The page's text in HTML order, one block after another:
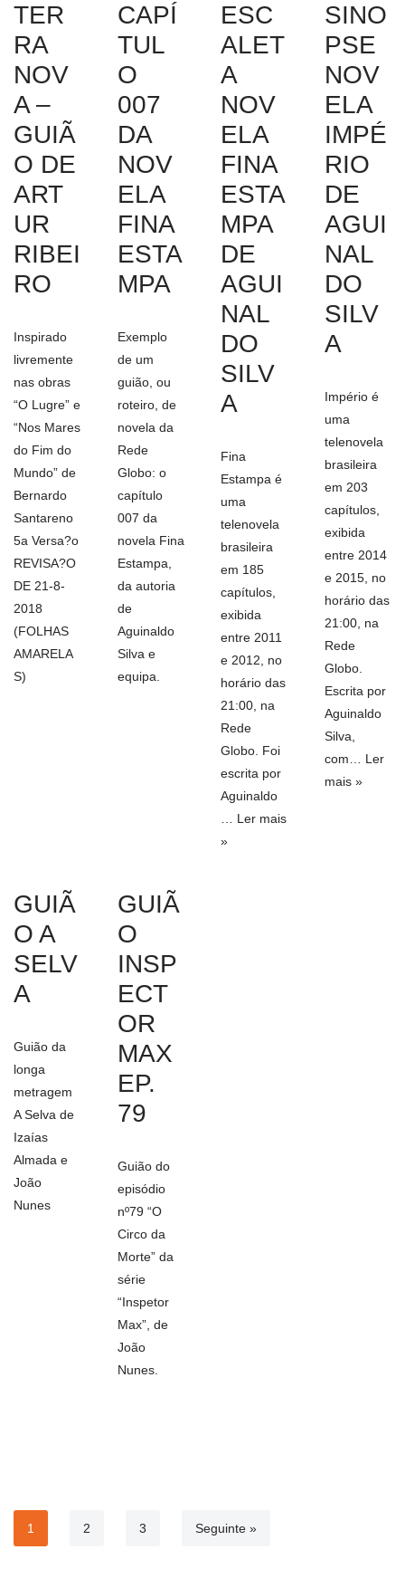
TER
RA
NOV
A –
GUIÃ
O DE
ART
UR
RIBEI
RO
Inspirado
livremente
nas obras
“O Lugre” e
“Nos Mares
do Fim do
Mundo” de
Bernardo
Santareno
5a Versa?o
REVISA?O
DE 21-8-
2018
(FOLHAS
AMARELA
S)
CAPÍ
TUL
O
007
DA
NOV
ELA
FINA
ESTA
MPA
Exemplo
de um
guião, ou
roteiro, de
novela da
Rede
Globo: o
capítulo
007 da
novela Fina
Estampa,
da autoria
de
Aguinaldo
Silva e
equipa.
ESC
ALET
A
NOV
ELA
FINA
ESTA
MPA
DE
AGUI
NAL
DO
SILV
A
Fina
Estampa é
uma
telenovela
brasileira
em 185
capítulos,
exibida
entre 2011
e 2012, no
horário das
21:00, na
Rede
Globo. Foi
escrita por
Aguinaldo
Ler mais
»
SINO
PSE
NOV
ELA
IMPÉ
RIO
DE
AGUI
NAL
DO
SILV
A
Império é
uma
telenovela
brasileira
em 203
capítulos,
exibida
entre 2014
e 2015, no
horário das
21:00, na
Rede
Globo.
Escrita por
Aguinaldo
Silva,
com… Ler
mais »
GUIÃ
O A
SELV
A
Guião da
longa
metragem
A Selva de
Izaías
Almada e
João
Nunes
GUIÃ
O
INSP
ECT
OR
MAX
EP.
79
Guião do
episódio
nº79 “O
Circo da
Morte” da
série
“Inspetor
Max”, de
João
Nunes.
1 2 3 Seguinte »